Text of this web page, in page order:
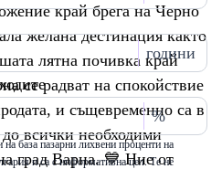
край брега на Черно
желана дестинация както
лятна почивка край
се радват на спокойствие
и същевременно са в
до всички необходими
град Варна. 💙 Ние от
години
%
на база пазарни лихвени проценти на
и са с информативна цел. Те не